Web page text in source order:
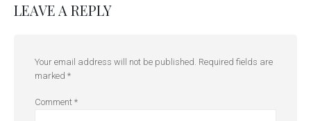
LEAVE A REPLY
Your email address will not be published. Required fields are
marked *
Comment *